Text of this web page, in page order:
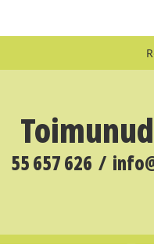
55 657 626 /